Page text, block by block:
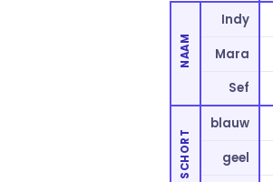
NAAM
Indy
Mara
Sef
SCHORT
blauw
geel